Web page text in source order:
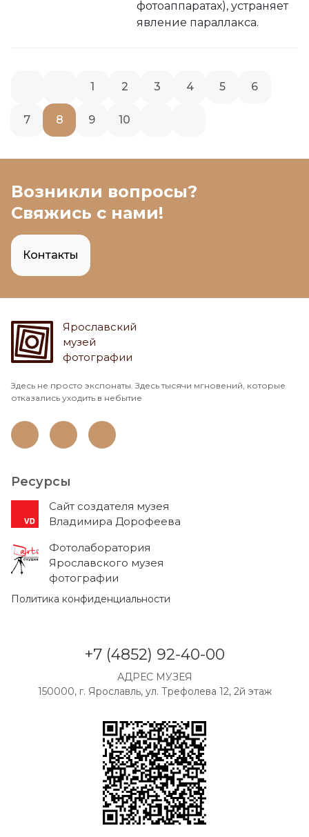
фотоаппаратах), устраняет
явление параллакса.
1 2 3 4 5 6
7 8 9 10
Возникли вопросы?
Свяжись с нами!
Контакты
Ярославский
музей
фотографии
Здесь не просто экспонаты. Здесь тысячи мгновений, которые
отказались уходить в небытие
Ресурсы
Cайт создателя музея
Владимира Дорофеева
Фотолаборатория
Ярославского музея
фотографии
Политика конфиденциальности
+7 (4852) 92-40-00
АДРЕС МУЗЕЯ
150000, г. Ярославль, ул. Трефолева 12, 2й этаж